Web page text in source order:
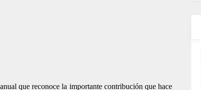
que reconoce la importante contribución que hace